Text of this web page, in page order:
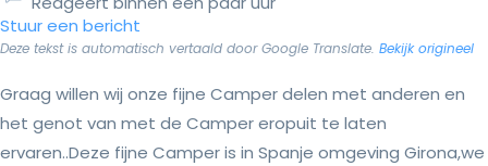
Stuur een bericht
Deze tekst is automatisch vertaald door Google Translate. Bekijk origineel
Graag willen wij onze fijne Camper delen met anderen en
het genot van met de Camper eropuit te laten
ervaren..Deze fijne Camper is in Spanje omgeving Girona,we